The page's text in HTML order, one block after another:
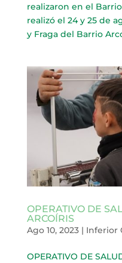
realizaron en el
realizó el 24 y 25 de
y Fraga del Barrio
OPERATIVO DE
ARCOÍRIS
Ago 10, 2023| Inferior
OPERATIVO DE